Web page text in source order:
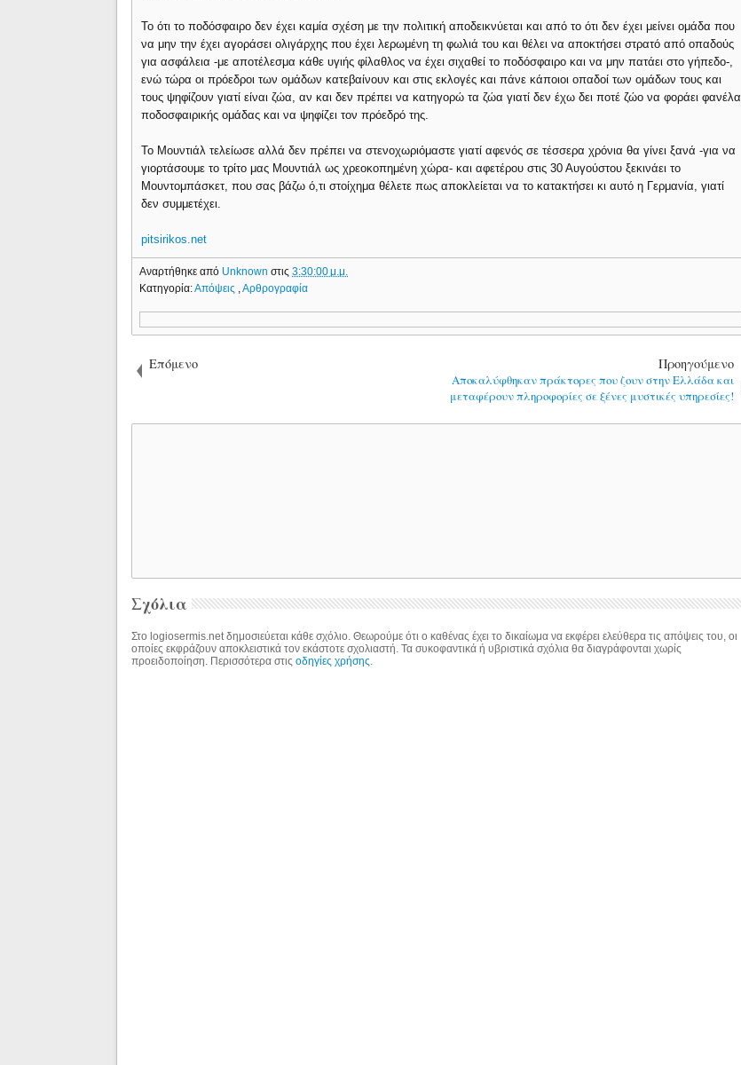
Το ότι το ποδόσφαιρο δεν έχει καμία σχέση με την πολιτική αποδεικνύεται και από το ότι δεν έχει μείνει ομάδα που
να μην την έχει αγοράσει ολιγάρχης που έχει λερωμένη τη φωλιά του και θέλει να αποκτήσει στρατό από οπαδούς
για ασφάλεια -με αποτέλεσμα κάθε υγιής φίλαθλος να έχει σιχαθεί το ποδόσφαιρο και να μην πατάει στο γήπεδο-,
ενώ τώρα οι πρόεδροι των ομάδων κατεβαίνουν και στις εκλογές και πάνε κάποιοι οπαδοί των ομάδων τους και
τους ψηφίζουν γιατί είναι ζώα, αν και δεν πρέπει να κατηγορώ τα ζώα γιατί δεν έχω δει ποτέ ζώο να φοράει φανέλα
ποδοσφαιρικής ομάδας και να ψηφίζει τον πρόεδρό της.
Το Μουντιάλ τελείωσε αλλά δεν πρέπει να στενοχωριόμαστε γιατί αφενός σε τέσσερα χρόνια θα γίνει ξανά -για να
γιορτάσουμε το τρίτο μας Μουντιάλ ως χρεοκοπημένη χώρα- και αφετέρου στις 30 Αυγούστου ξεκινάει το
Μουντομπάσκετ, που σας βάζω ό,τι στοίχημα θέλετε πως αποκλείεται να το κατακτήσει κι αυτό η Γερμανία, γιατί
δεν συμμετέχει.
pitsirikos.net
Αναρτήθηκε από Unknownστις3:30:00 μ.μ.
Κατηγορία:Απόψεις ,Αρθρογραφία
Επόμενο Προηγούμενο
Αποκαλύφθηκαν πράκτορες που ζουν στην Ελλάδα και
μεταφέρουν πληροφορίες σε ξένες μυστικές υπηρεσίες!
Σχόλια
Στο logiosermis.net δημοσιεύεται κάθε σχόλιο. Θεωρούμε ότι ο καθένας έχει το δικαίωμα να εκφέρει ελεύθερα τις απόψεις του, οι
οποίες εκφράζουν αποκλειστικά τον εκάστοτε σχολιαστή. Τα συκοφαντικά ή υβριστικά σχόλια θα διαγράφονται χωρίς
προειδοποίηση. Περισσότερα στιςοδηγίες χρήσης.